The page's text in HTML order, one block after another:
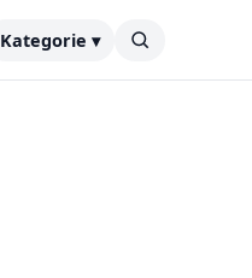
Kategorie ▾